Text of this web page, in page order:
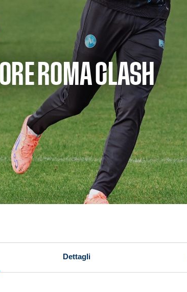
Dettagli
ROMA CLASH
Saturday afternoon to put the finishing
league leaders Roma in the Sunday night